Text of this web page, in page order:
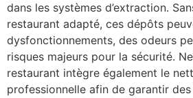
dans les systèmes d’extraction.
restaurant adapté, ces dépôts
dysfonctionnements, des odeurs
risques majeurs pour la sécurité.
restaurant intègre également le
professionnelle afin de garantir